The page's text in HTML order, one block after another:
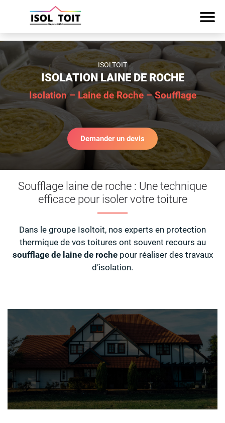
ISOLTOIT
ISOLATION LAINE DE ROCHE
Isolation – Laine de Roche – Soufflage
Demander un devis
Soufflage laine de roche : Une technique
efficace pour isoler votre toiture
Dans le groupe Isoltoit, nos experts en protection
thermique de vos toitures ont souvent recours au
soufflage de laine de rochepour réaliser des travaux
d’isolation.